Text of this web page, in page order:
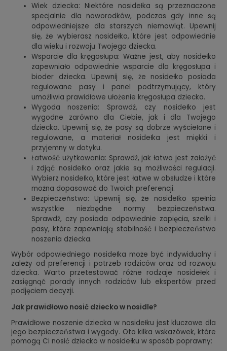
Wiek dziecka: Niektóre nosidełka są przeznaczone
specjalnie dla noworodków, podczas gdy inne są
odpowiedniejsze dla starszych niemowląt. Upewnij
się, że wybierasz nosidełko, które jest odpowiednie
dla wieku i rozwoju Twojego dziecka.
Wsparcie dla kręgosłupa: Ważne jest, aby nosidełko
zapewniało odpowiednie wsparcie dla kręgosłupa i
bioder dziecka. Upewnij się, że nosidełko posiada
regulowane pasy i panel podtrzymujący, który
umożliwia prawidłowe ułożenie kręgosłupa dziecka.
Wygoda noszenia: Sprawdź, czy nosidełko jest
wygodne zarówno dla Ciebie, jak i dla Twojego
dziecka. Upewnij się, że pasy są dobrze wyściełane i
regulowane, a materiał nosidełka jest miękki i
przyjemny w dotyku.
Łatwość użytkowania: Sprawdź, jak łatwo jest założyć
i zdjąć nosidełko oraz jakie są możliwości regulacji.
Wybierz nosidełko, które jest łatwe w obsłudze i które
można dopasować do Twoich preferencji.
Bezpieczeństwo: Upewnij się, że nosidełko spełnia
wszystkie niezbędne normy bezpieczeństwa.
Sprawdź, czy posiada odpowiednie zapięcia, szelki i
pasy, które zapewniają stabilność i bezpieczeństwo
noszenia dziecka.
Wybór odpowiedniego nosidełka może być indywidualny i
zależy od preferencji i potrzeb rodziców oraz od rozwoju
dziecka. Warto przetestować różne rodzaje nosidełek i
zasięgnąć porady innych rodziców lub ekspertów przed
podjęciem decyzji.
Jak prawidłowo nosić dziecko w nosidle?
Prawidłowe noszenie dziecka w nosidełku jest kluczowe dla
jego bezpieczeństwa i wygody. Oto kilka wskazówek, które
pomogą Ci nosić dziecko w nosidełku w sposób poprawny: